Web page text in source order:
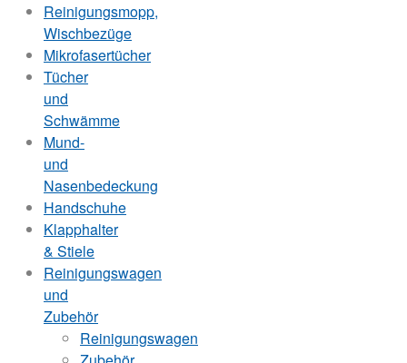
Reinigungsmopp,
Wischbezüge
Mikrofasertücher
Tücher
und
Schwämme
Mund-
und
Nasenbedeckung
Handschuhe
Klapphalter
& Stiele
Reinigungswagen
und
Zubehör
Reinigungswagen